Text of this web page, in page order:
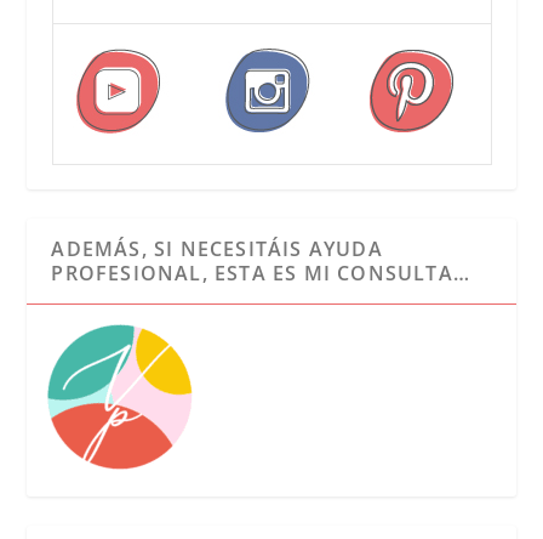
ADEMÁS, SI NECESITÁIS AYUDA
PROFESIONAL, ESTA ES MI CONSULTA…